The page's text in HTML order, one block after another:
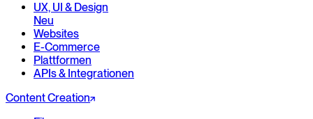
UX, UI & Design
Neu
Websites
E-Commerce
Plattformen
APIs & Integrationen
Content Creation